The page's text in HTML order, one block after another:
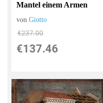
Mantel einem Armen
vonGiotto
€237.00
€137.46